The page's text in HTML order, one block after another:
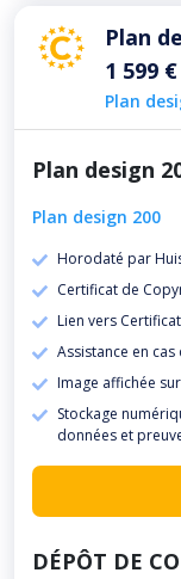
Plan
1 599 €
Plan
Plan design
Plan design 200
Horodaté par
Certificat de
Lien vers
Assistance en cas
Image affichée
Stockage
données et
DÉPÔT DE